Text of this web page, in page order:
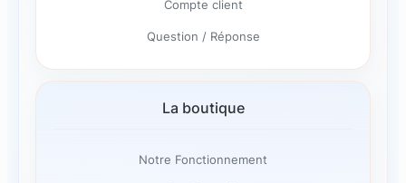
Compte client
Question / Réponse
La boutique
Notre Fonctionnement